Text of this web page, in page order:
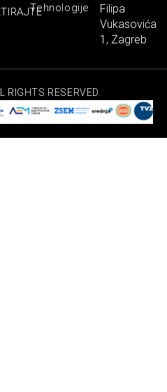
Tehnologije
Filipa
Vukasovića
1, Zagreb
RESERVED.